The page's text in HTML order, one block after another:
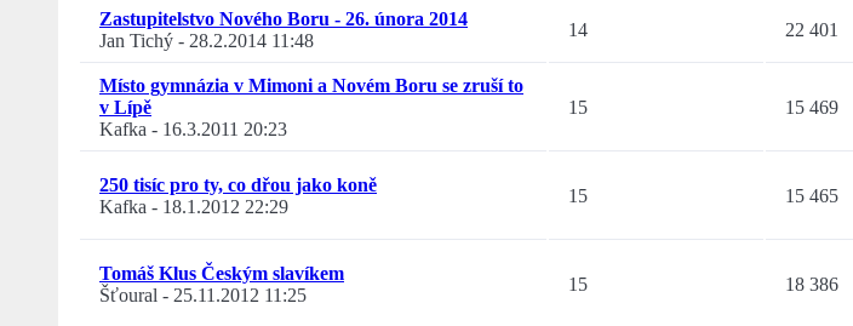
Zastupitelstvo Nového Boru - 26. února 2014
Jan Tichý - 28.2.2014 11:48
14 22 401
Místo gymnázia v Mimoni a Novém Boru se zruší to
v Lípě
Kafka - 16.3.2011 20:23
15 15 469
250 tisíc pro ty, co dřou jako koně
Kafka - 18.1.2012 22:29
15 15 465
Tomáš Klus Českým slavíkem
Šťoural - 25.11.2012 11:25
15 18 386